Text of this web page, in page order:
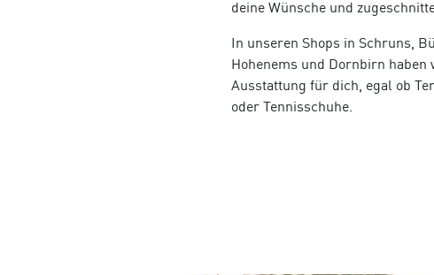
deine Wünsche und
In unseren Shops in Schruns,
Hohenems und Dornbirn
Ausstattung für dich, egal ob
oder Tennisschuhe.